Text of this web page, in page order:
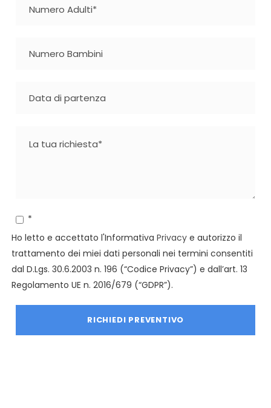
*
Ho letto e accettato l'Informativa Privacy e autorizzo il
trattamento dei miei dati personali nei termini consentiti
dal D.Lgs. 30.6.2003 n. 196 (“Codice Privacy”) e dall’art. 13
Regolamento UE n. 2016/679 (“GDPR”).